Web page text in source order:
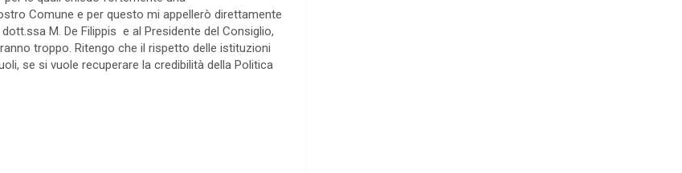
Comune e per questo mi appellerò direttamente
M. De Filippis e al Presidente del Consiglio,
troppo. Ritengo che il rispetto delle istituzioni
se si vuole recuperare la credibilità della Politica